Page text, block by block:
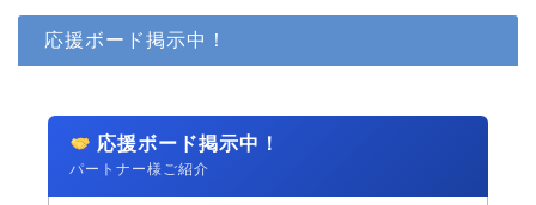
応援ボード掲示中！
応援ボード掲示中！
パートナー様ご紹介